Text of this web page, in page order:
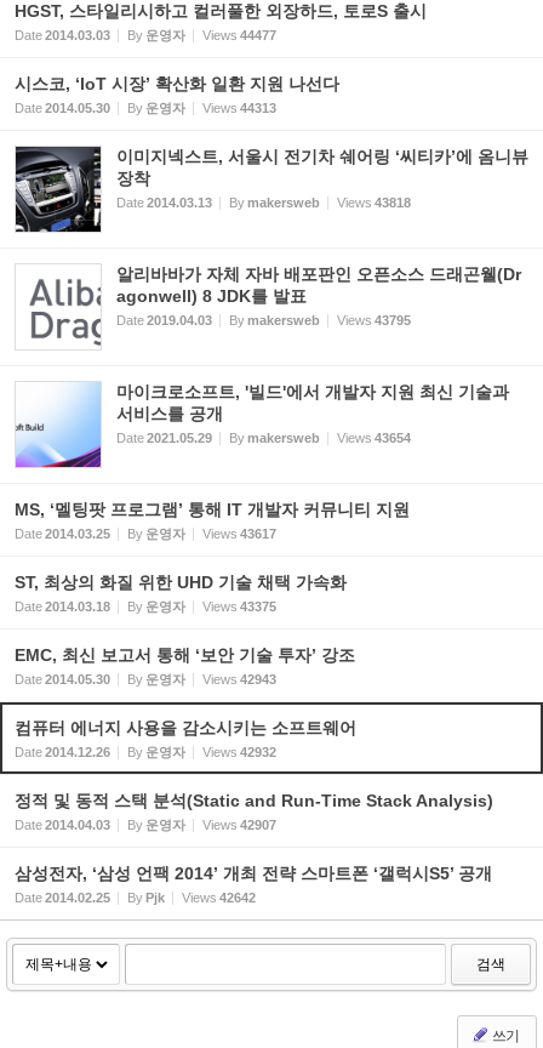
HGST, 스타일리시하고 컬러풀한 외장하드, 토로S 출시
Date2014.03.03 By 운영자 Views 44477
시스코, ‘IoT 시장’ 확산화 일환 지원 나선다
Date2014.05.30 By 운영자 Views 44313
이미지넥스트, 서울시 전기차 쉐어링 ‘씨티카’에 옴니뷰
장착
Date2014.03.13 Bymakersweb Views 43818
알리바바가 자체 자바 배포판인 오픈소스 드래곤웰(Dr
agonwell) 8 JDK를 발표
Date2019.04.03 Bymakersweb Views 43795
마이크로소프트, '빌드'에서 개발자 지원 최신 기술과
서비스를 공개
Date2021.05.29 Bymakersweb Views 43654
MS, ‘멜팅팟 프로그램’ 통해 IT 개발자 커뮤니티 지원
Date2014.03.25 By 운영자 Views 43617
ST, 최상의 화질 위한 UHD 기술 채택 가속화
Date2014.03.18 By 운영자 Views 43375
EMC, 최신 보고서 통해 ‘보안 기술 투자’ 강조
Date2014.05.30 By 운영자 Views 42943
컴퓨터 에너지 사용을 감소시키는 소프트웨어
Date2014.12.26 By 운영자 Views 42932
정적 및 동적 스택 분석(Static and Run-Time Stack Analysis)
Date2014.04.03 By 운영자 Views 42907
삼성전자, ‘삼성 언팩 2014’ 개최 전략 스마트폰 ‘갤럭시S5’ 공개
Date2014.02.25 ByPjk Views 42642
검색
쓰기